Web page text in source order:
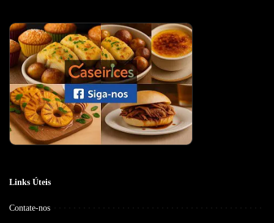
Links Úteis
Contate-nos